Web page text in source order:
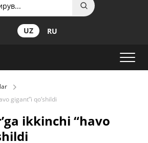
UZ RU
gigant”i qo‘shildi
ikkinchi “havo